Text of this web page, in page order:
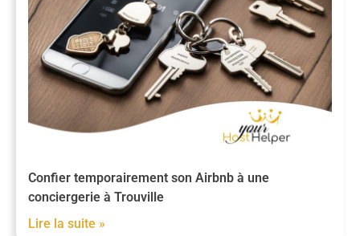
Confier temporairement son Airbnb à une
conciergerie à Trouville
Lire la suite »